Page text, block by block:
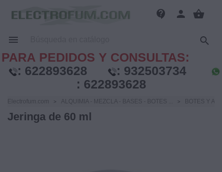
contact_support person shopping_basket
 
PARA PEDIDOS Y CONSULTAS:
: 622893628 : 932503734
: 622893628
Electrofum.com ALQUIMIA - MEZCLA - BASES - BOTES ... BOTES Y
Jeringa de 60 ml